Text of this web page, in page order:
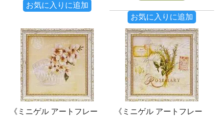
お気に入りに追加
お気に入りに追加
《ミニゲル アートフレー
《ミニゲル アートフレー